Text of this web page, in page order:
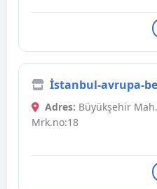
İstanbul-avrupa-
Adres: Büyükşehir
Mrk.no:18